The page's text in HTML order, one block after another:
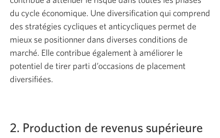
du cycle économique. Une diversification qui comprend
des stratégies cycliques et anticycliques permet de
mieux se positionner dans diverses conditions de
marché. Elle contribue également à améliorer le
potentiel de tirer parti d’occasions de placement
diversifiées.
2. Production de revenus supérieure